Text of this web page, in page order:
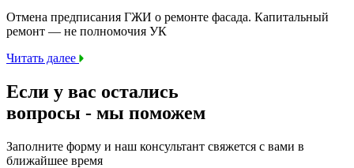
Отмена предписания ГЖИ о ремонте фасада. Капитальный
ремонт — не полномочия УК
Читать далее
Если у вас остались
вопросы - мы поможем
Заполните форму и наш консультант свяжется с вами в
ближайшее время